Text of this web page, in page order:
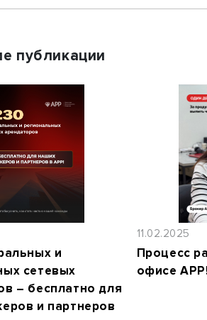
публикации
и
сетевых
– бесплатно для
и партнеров
11.02.2025
Процесс
офисе